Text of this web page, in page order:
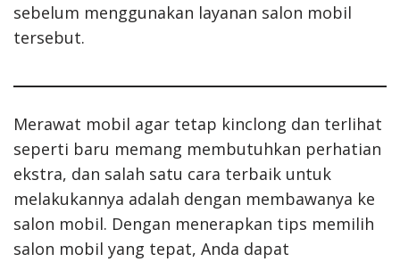
sebelum menggunakan layanan salon mobil
tersebut.
Merawat mobil agar tetap kinclong dan terlihat
seperti baru memang membutuhkan perhatian
ekstra, dan salah satu cara terbaik untuk
melakukannya adalah dengan membawanya ke
salon mobil. Dengan menerapkan tips memilih
salon mobil yang tepat, Anda dapat